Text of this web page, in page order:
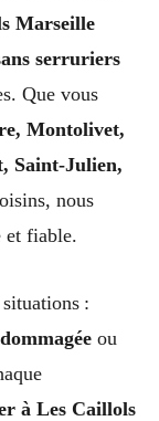
Marseille
serruriers
Que vous
Montolivet,
Saint-Julien,
nous
et fiable.
:
ou
à Les Caillols